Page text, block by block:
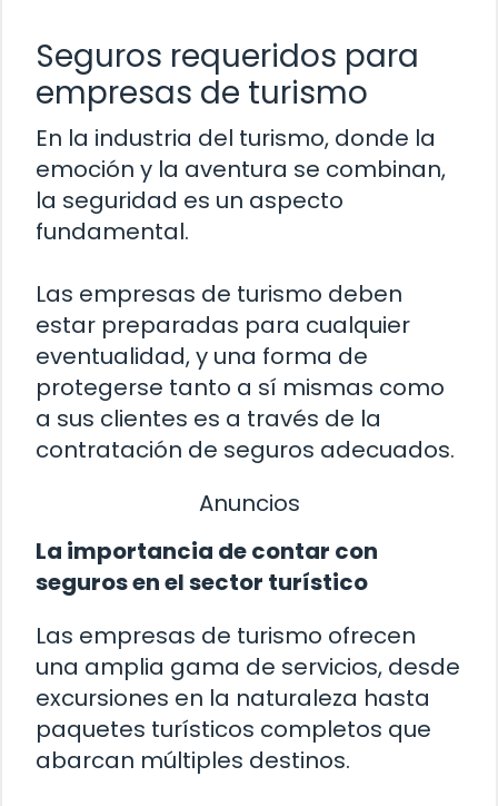
Seguros requeridos para
empresas de turismo
En la industria del turismo, donde la
emoción y la aventura se combinan,
la seguridad es un aspecto
fundamental.
Las empresas de turismo deben
estar preparadas para cualquier
eventualidad, y una forma de
protegerse tanto a sí mismas como
a sus clientes es a través de la
contratación de seguros adecuados.
Anuncios
La importancia de contar con
seguros en el sector turístico
Las empresas de turismo ofrecen
una amplia gama de servicios, desde
excursiones en la naturaleza hasta
paquetes turísticos completos que
abarcan múltiples destinos.